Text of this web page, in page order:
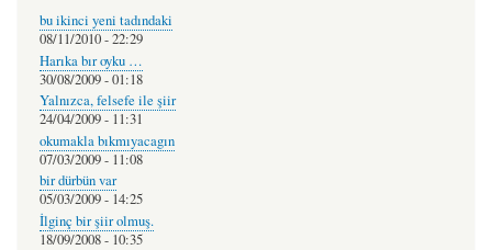
bu ikinci yeni tadındaki
08/11/2010 - 22:29
Harıka bır oyku …
30/08/2009 - 01:18
Yalnızca, felsefe ile şiir
24/04/2009 - 11:31
okumakla bıkmıyacagın
07/03/2009 - 11:08
bir dürbün var
05/03/2009 - 14:25
İlginç bir şiir olmuş.
18/09/2008 - 10:35